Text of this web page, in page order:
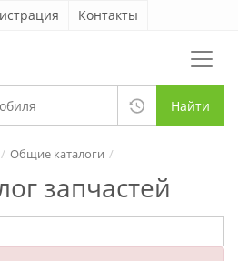
Контакты
Найти
запчастей
Общие каталоги